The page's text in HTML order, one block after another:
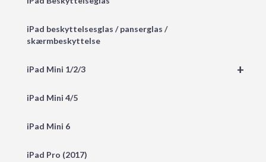
iPad beskyttelsesglas / panserglas /
skærmbeskyttelse
+
iPad Mini 1/2/3
iPad Mini 4/5
iPad Mini 6
iPad Pro (2017)